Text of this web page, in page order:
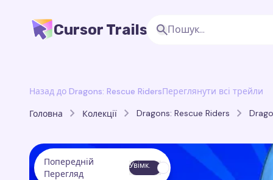
Cursor Trails
Назад до Dragons: Rescue RidersПереглянути всі трейли
Головна Колекції Dragons: Rescue Riders
Попередній
Перегляд
Увімк.